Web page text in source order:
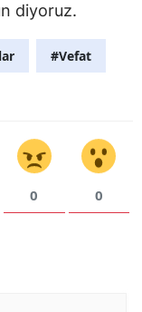
diyoruz.
#Vefat
0 0